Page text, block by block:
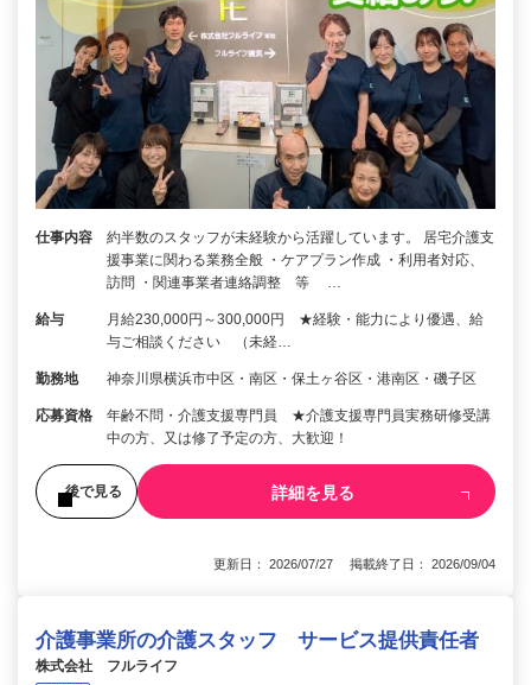
仕事内容
約半数のスタッフが未経験から活躍しています。 居宅介護支
援事業に関わる業務全般 ・ケアプラン作成 ・利用者対応、
訪問 ・関連事業者連絡調整 等 …
給与
月給230,000円～300,000円 ★経験・能力により優遇、給
与ご相談ください （未経…
勤務地 神奈川県横浜市中区・南区・保土ヶ谷区・港南区・磯子区
応募資格
年齢不問・介護支援専門員 ★介護支援専門員実務研修受講
中の方、又は修了予定の方、大歓迎！
後で見る 詳細を見る
更新日： 2026/07/27 掲載終了日： 2026/09/04
介護事業所の介護スタッフ サービス提供責任者
株式会社 フルライフ